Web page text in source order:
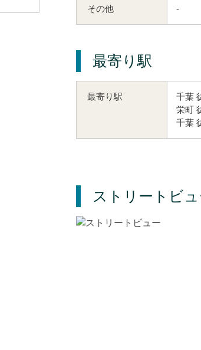
その他 -
最寄り駅
最寄り駅
千葉
栄町
千葉
ストリートビ